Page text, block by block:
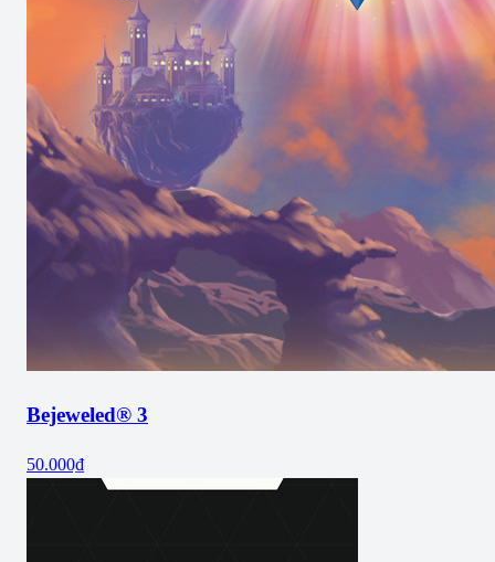
Bejeweled® 3
50.000₫